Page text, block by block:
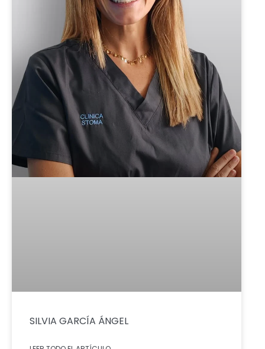
SILVIA GARCÍA ÁNGEL